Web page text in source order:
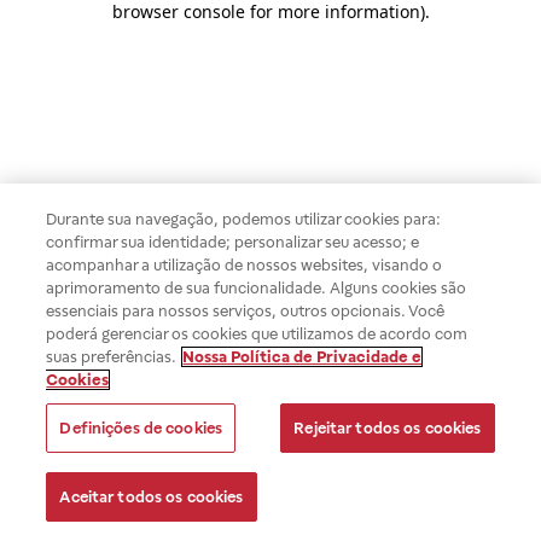
browser console for more information).
Durante sua navegação, podemos utilizar cookies para:
confirmar sua identidade; personalizar seu acesso; e
acompanhar a utilização de nossos websites, visando o
aprimoramento de sua funcionalidade. Alguns cookies são
essenciais para nossos serviços, outros opcionais. Você
poderá gerenciar os cookies que utilizamos de acordo com
suas preferências. Nossa Política de Privacidade e
Cookies
Definições de cookies Rejeitar todos os cookies
Aceitar todos os cookies